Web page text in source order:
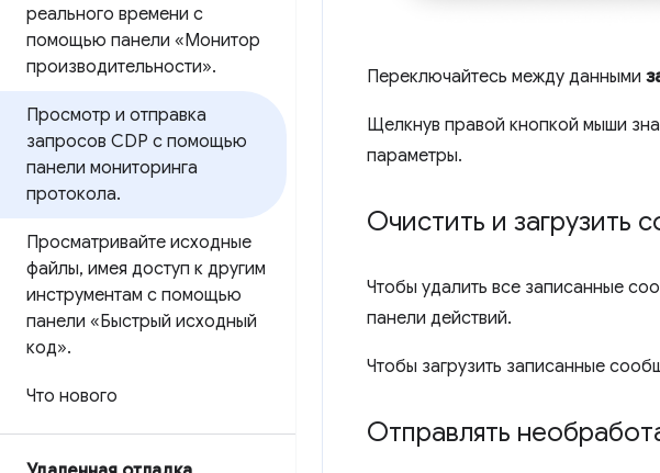
реального времени с
помощью панели «Монитор
производительности».
Просмотр и отправка
запросов CDP с помощью
панели мониторинга
протокола.
Просматривайте исходные
файлы, имея доступ к другим
инструментам с помощью
панели «Быстрый исходный
код».
Что нового
Переключайтесь между данными
Щелкнув правой кнопкой мыши
параметры.
Очистить и загрузить
Чтобы удалить все записанные
панели действий.
Чтобы загрузить записанные
Отправлять